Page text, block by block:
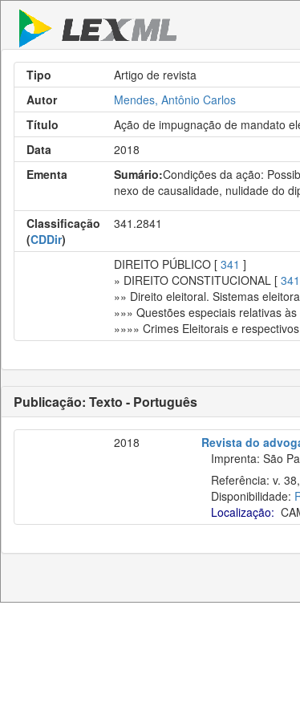
Tipo
Artigo de revista
Autor
Mendes, Antônio Carlos
Título
Ação de impugnação de mandato
Data
2018
Ementa
Sumário:Condições da ação:
nexo de causalidade, nulidade do
Classificação
(CDDir)
341.2841
DIREITO PÚBLICO [ 341 ]
» DIREITO CONSTITUCIONAL [
»» Direito eleitoral. Sistemas
»»» Questões especiais relativas
»»»» Crimes Eleitorais e
Publicação: Texto - Português
2018 Revista do
Imprenta: São
Referência: v.
Disponibilidade:
Localização: